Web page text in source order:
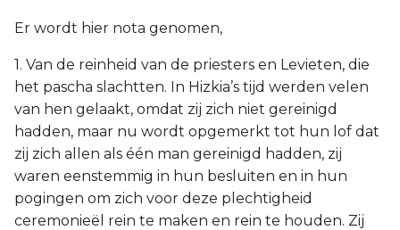
Er wordt hier nota genomen,
1. Van de reinheid van de priesters en Levieten, die
het pascha slachtten. In Hizkia’s tijd werden velen
van hen gelaakt, omdat zij zich niet gereinigd
hadden, maar nu wordt opgemerkt tot hun lof dat
zij zich allen als één man gereinigd hadden, zij
waren eenstemmig in hun besluiten en in hun
pogingen om zich voor deze plechtigheid
ceremonieël rein te maken en rein te houden. Zij